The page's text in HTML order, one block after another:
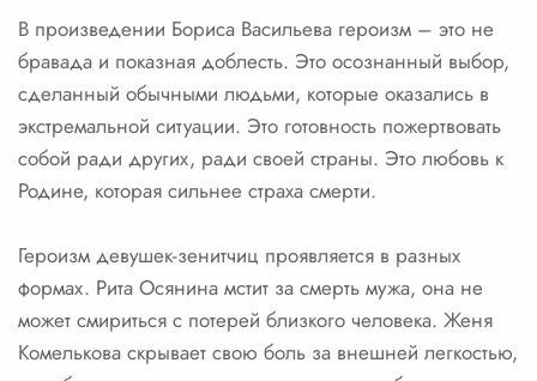
В произведении Бориса Васильева героизм – это не
бравада и показная доблесть. Это осознанный выбор,
сделанный обычными людьми, которые оказались в
экстремальной ситуации. Это готовность пожертвовать
собой ради других, ради своей страны. Это любовь к
Родине, которая сильнее страха смерти.
Героизм девушек-зенитчиц проявляется в разных
формах. Рита Осянина мстит за смерть мужа, она не
может смириться с потерей близкого человека. Женя
Комелькова скрывает свою боль за внешней легкостью,